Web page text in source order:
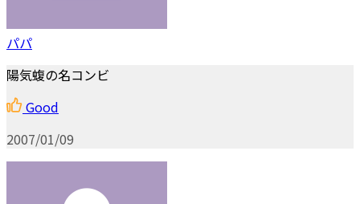
パパ
陽気蝮の名コンビ
Good
2007/01/09